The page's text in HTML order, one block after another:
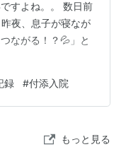
すよね。。 数日前
夜、息子が寝なが
ながる！？💦」と
録 #付添入院
もっと見る